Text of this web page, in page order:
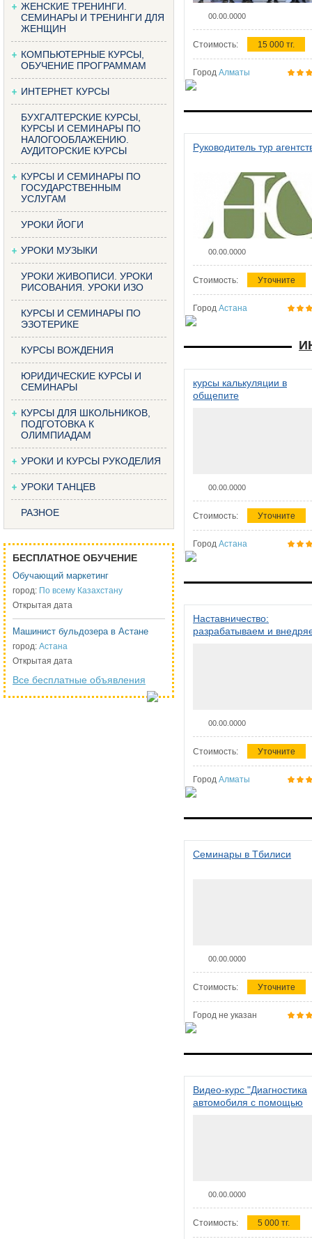
ЖЕНСКИЕ ТРЕНИНГИ.
СЕМИНАРЫ И ТРЕНИНГИ ДЛЯ
ЖЕНЩИН
КОМПЬЮТЕРНЫЕ КУРСЫ,
ОБУЧЕНИЕ ПРОГРАММАМ
ИНТЕРНЕТ КУРСЫ
БУХГАЛТЕРСКИЕ КУРСЫ,
КУРСЫ И СЕМИНАРЫ ПО
НАЛОГООБЛАЖЕНИЮ.
АУДИТОРСКИЕ КУРСЫ
КУРСЫ И СЕМИНАРЫ ПО
ГОСУДАРСТВЕННЫМ
УСЛУГАМ
УРОКИ ЙОГИ
УРОКИ МУЗЫКИ
УРОКИ ЖИВОПИСИ. УРОКИ
РИСОВАНИЯ. УРОКИ ИЗО
КУРСЫ И СЕМИНАРЫ ПО
ЭЗОТЕРИКЕ
КУРСЫ ВОЖДЕНИЯ
ЮРИДИЧЕСКИЕ КУРСЫ И
СЕМИНАРЫ
КУРСЫ ДЛЯ ШКОЛЬНИКОВ,
ПОДГОТОВКА К
ОЛИМПИАДАМ
УРОКИ И КУРСЫ РУКОДЕЛИЯ
УРОКИ ТАНЦЕВ
РАЗНОЕ
БЕСПЛАТНОЕ ОБУЧЕНИЕ
Обучающий маркетинг
город: По всему Казахстану
Открытая дата
Машинист бульдозера в Астане
город: Астана
Открытая дата
Все бесплатные объявления
00.00.0000
Стоимость: 15 000 тг.
Город Алматы
Руководитель тур
00.00.0000
Стоимость: Уточните
Город Астана
курсы калькуляции в
общепите
00.00.0000
Стоимость: Уточните
Город Астана
Наставничество:
разрабатываем и
00.00.0000
Стоимость: Уточните
Город Алматы
Семинары в Тбилиси
00.00.0000
Стоимость: Уточните
Город не указан
Видео-курс "Диагностика
автомобиля с помощью
00.00.0000
Стоимость: 5 000 тг.